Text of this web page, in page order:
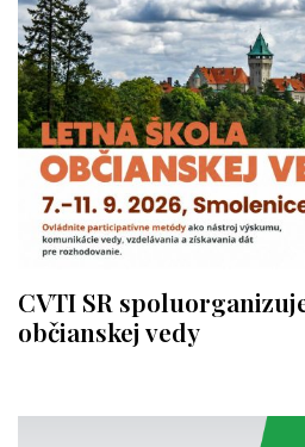
CVTI SR
občianskej vedy